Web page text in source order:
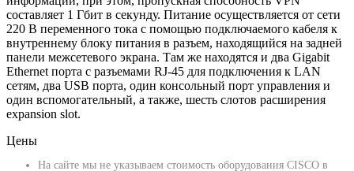
составляет 1 Гбит в секунду. Питание осуществляется от сети
220 В переменного тока с помощью подключаемого кабеля к
внутреннему блоку питания в разъем, находящийся на задней
панели межсетевого экрана. Там же находятся и два Gigabit
Ethernet порта с разъемами RJ-45 для подключения к LAN
сетям, два USB порта, один консольный порт управления и
один вспомогательный, а также, шесть слотов расширения
expansion slot.
Цены
На сайте мы не указываем стоимость оборудования CISCO в